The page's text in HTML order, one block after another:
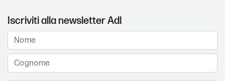
Iscriviti alla newsletter AdI